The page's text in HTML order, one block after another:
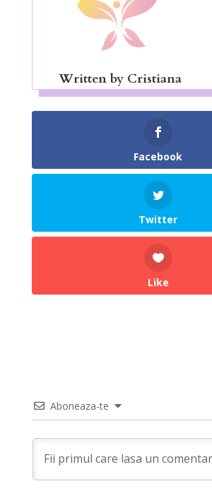
Written by Cristiana
Facebook
Twitter
Like
Aboneaza-te